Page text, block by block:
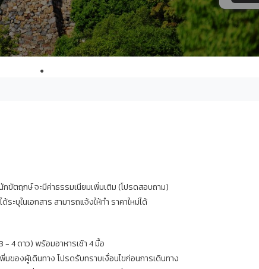
●
ขัตฤกษ์ จะมีค่าธรรมเนียมเพิ่มเติม (โปรดสอบถาม)
ะบุในเอกสาร สามารถแจ้งให้ทำ ราคาใหม่ได้
4 ดาว) พร้อมอาหารเช้า 4 มื้อ
มของผู้เดินทาง โปรดรับทราบเงื่อนไขก่อนการเดินทาง